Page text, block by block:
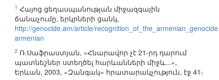
1 Հայոց ցեղասպանության միջազգային
ճանաչումը, երկրների ցանկ,
http://genocide.am/article/
armenian
2 Ռ.Սաֆրաստյան, «Հնարավոր չէ 21-րդ դարում
պատնեշներ ստեղծել հարևանների միջև...»,
Երևան, 2003, «Զանգակ» հրատարակչություն, էջ 41։